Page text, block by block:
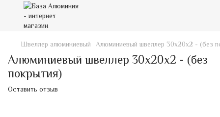
Швеллер алюминиевый Алюминиевый швеллер 30х20х2 - (без
Алюминиевый швеллер 30х20х2 - (без
покрытия)
Оставить отзыв